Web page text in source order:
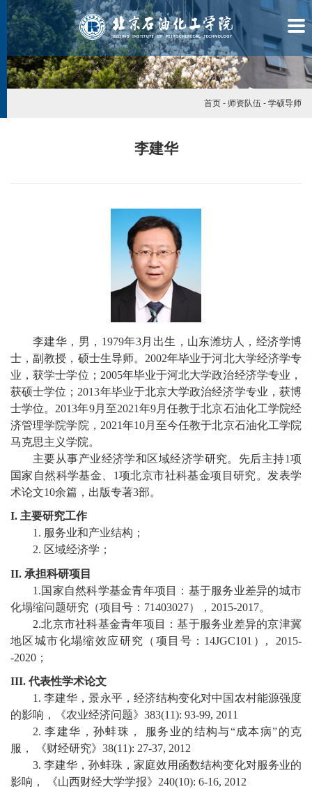
况
院
部
置
招
就
育
教
学
首页 - 师资队伍 - 学硕导师
李建华
李建华 ， 男 ， 1979年3月出生， 山东潍坊 人， 经济学博
士，副教授，硕士生导师。 2002年毕业于河北大学经济学专
业，获学士学位； 2005年毕业于河北大学政治经济学专业，
获硕士学位； 2013年毕业于北京大学政治经济学专业，获博
士学位。 2013年9月至2021年9月任教于北京石油化工学院经
济管理学院学院， 2021年10月至今任教于北京石油化工学院
马克思主义学院。
主要从事产业经济学和区域经济学研究。先后主持1项
国家自然科学基金、 1项北京市社科基金项目研究。发表学
术论文10余篇，出版专著3部。
I. 主要研究工作
1. 服务业和产业结构 ；
2. 区域经济学 ；
II. 承担科研项目
1.国家自然科学基金青年项目：基于服务业差异的城市
化塌缩问题研究 （项目号： 71403027） ， 2015-2017。
2.北京市社科基金青年项目：基于服务业差异的京津冀
地区城市化塌缩效应研究
（ 项目号： 14JGC101 ） ,
2015-
-2020 ；
III. 代表性学术论文
1. 李建华，景永平，经济结构变化对中国农村能源强度
的影响，《农业经济问题》 383(11): 93-99, 2011
2. 李建华，孙蚌珠， 服务业的结构与“成本病”的克
服，
《财经研究》 38(11): 27-37, 2012
3. 李建华，孙蚌珠，家庭效用函数结构变化对服务业的
影响，
《山西财经大学学报》 240(10): 6-16, 2012